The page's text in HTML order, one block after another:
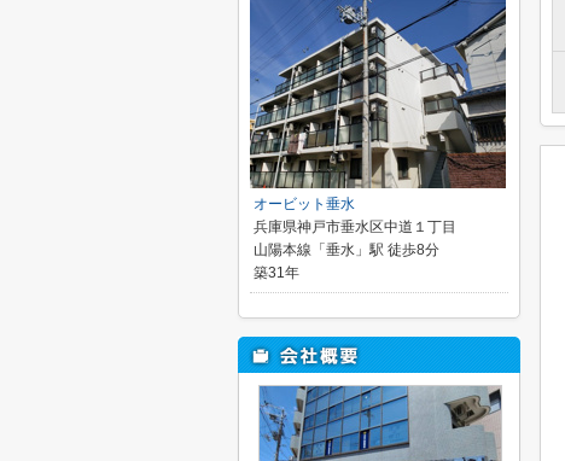
オービット垂水
兵庫県神戸市垂水区中道１丁目
山陽本線「垂水」駅 徒歩8分
築31年